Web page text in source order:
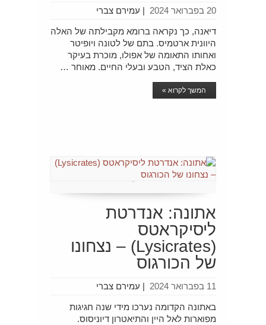
עמירם צברי | 20 בפברואר 2024
דיאנה, כך נקראה ברומא מקבילתה של האלה
היוונית ארטמיס. בתם של לטונה ויופיטר
ואחותו התאומה של אפולו, מוכרת בעיקר
כאלת הציד, הטבע ובעלי החיים. מאוחר …
המשך לקרוא »
אתונה: אנדרטת
ליסיקראטס
(Lysicrates) – נצחונו
של הכורגוס
עמירם צברי | 11 בפברואר 2024
באתונה הקדומה נערכו מידי שנה חגיגות
מפוארות לאל היין והתיאטרון דיוניסוס.